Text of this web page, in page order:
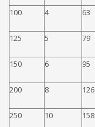
100 4 63
125 5 79
150 6 95
200 8 126
250 10 158